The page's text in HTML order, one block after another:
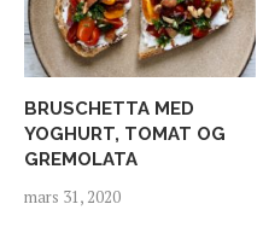
BRUSCHETTA MED
YOGHURT, TOMAT OG
GREMOLATA
mars 31, 2020